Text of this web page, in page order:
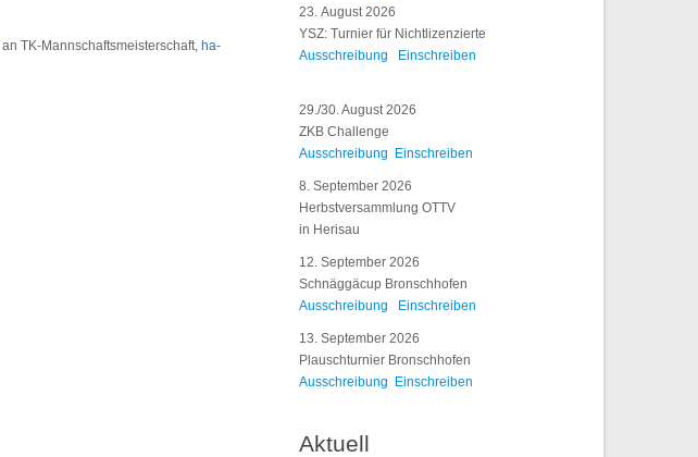
an TK-Mannschaftsmeisterschaft, ha-
23. August 2026
YSZ: Turnier für Nichtlizenzierte
Ausschreibung
Einschreiben
29./30. August 2026
ZKB Challenge
Ausschreibung
Einschreiben
8. September 2026
Herbstversammlung OTTV
in Herisau
12. September 2026
Schnäggäcup Bronschhofen
Ausschreibung
Einschreiben
13. September 2026
Plauschturnier Bronschhofen
Ausschreibung
Einschreiben
Aktuell